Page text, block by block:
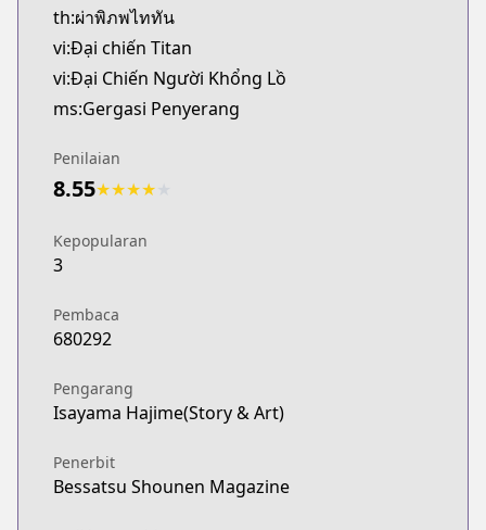
th:ผ่าพิภพไททัน
vi:Đại chiến Titan
vi:Đại Chiến Người Khổng Lồ
ms:Gergasi Penyerang
Penilaian
8.55★★★★
Kepopularan
3
Pembaca
680292
Pengarang
Isayama Hajime(Story & Art)
Penerbit
Bessatsu Shounen Magazine